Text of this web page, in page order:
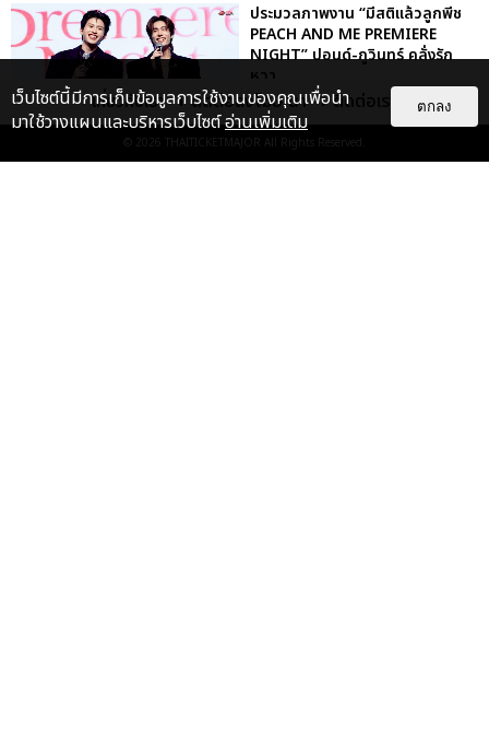
ประมวลภาพงาน “มีสติแล้วลูกพีช
PEACH AND ME PREMIERE
NIGHT” ปอนด์-ภูวินทร์ คลั่งรัก
หวา...
EXCLUSIVE : 16
เคมีดี มวลสนุก! ประมวลภาพ “ดิว-
เกี่ยวกับเรา ติดต่อลงโฆษณา ติดต่อเรา
© 2026 THAITICKETMAJOR All Rights Reserved.
เว็บไซต์นี้มีการเก็บข้อมูลการใช้งานของคุณเพื่อนำ
มาใช้วางแผนและบริหารเว็บไซต์อ่านเพิ่มเติม
ตกลง